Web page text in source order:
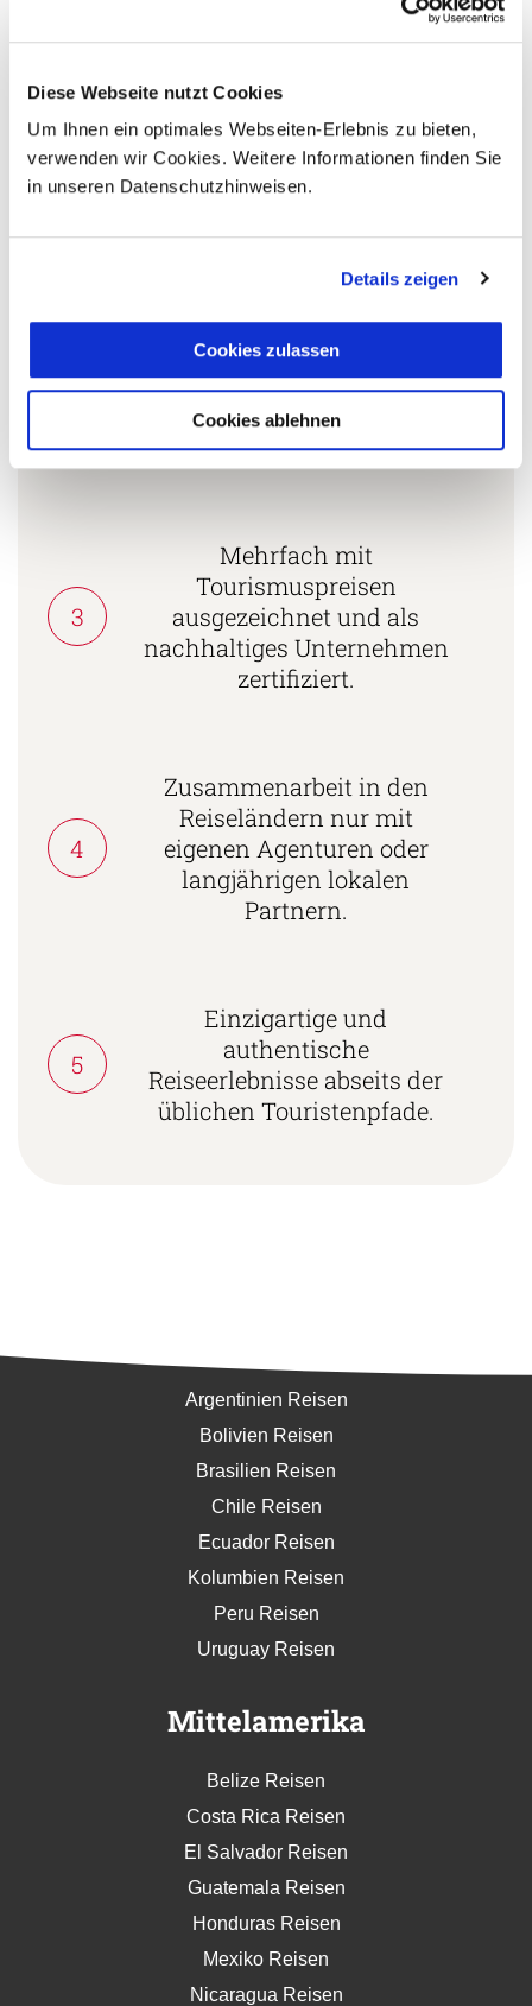
Diese Webseite nutzt Cookies
Um Ihnen ein optimales Webseiten-Erlebnis zu bieten,
verwenden wir Cookies. Weitere Informationen finden Sie
in unseren Datenschutzhinweisen.
Details zeigen
Cookies zulassen
Cookies ablehnen
5 Gründe warum Sie mit Ihrer Buchung bei uns
die richtige Entscheidung treffen:
Fernreisespezialist mit über
25 Jahren Erfahrung!
Persönliche Beratung durch
vielgereiste
Länderspezialisten.
3
Mehrfach mit
Tourismuspreisen
ausgezeichnet und als
nachhaltiges Unternehmen
zertifiziert.
4
Zusammenarbeit in den
Reiseländern nur mit
eigenen Agenturen oder
langjährigen lokalen
Partnern.
5
Einzigartige und
authentische
Reiseerlebnisse abseits der
üblichen Touristenpfade.
Argentinien Reisen
Bolivien Reisen
Brasilien Reisen
Chile Reisen
Ecuador Reisen
Kolumbien Reisen
Peru Reisen
Uruguay Reisen
Mittelamerika
Belize Reisen
Costa Rica Reisen
El Salvador Reisen
Guatemala Reisen
Honduras Reisen
Mexiko Reisen
Nicaragua Reisen